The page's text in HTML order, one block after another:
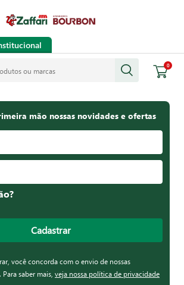
0
mão nossas novidades e ofertas
Cadastrar
você concorda com o envio de nossas
saber mais, veja nossa política de privacidade